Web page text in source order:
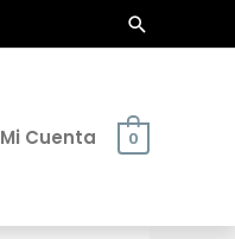
Buscar
Mi Cuenta 0